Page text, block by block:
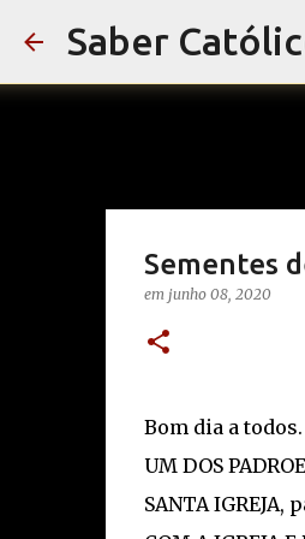
Saber
Sementes
em junho 08, 2020
Bom dia a todos.
UM DOS
SANTA IGREJA,